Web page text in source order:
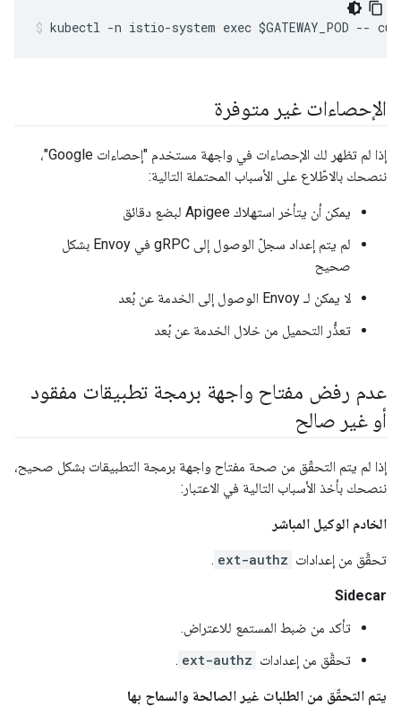
kubectl -n istio-system exec $GATEWAY_POD
الإحصاءات غير متوفرة
إذا لم تظهر لك الإحصاءات في واجهة مستخدم "إحصاءات Google"،
ننصحك بالاطّلاع على الأسباب المحتملة التالية:
يمكن أن يتأخر استهلاك Apigee لبضع دقائق
لم يتم إعداد سجلّ الوصول إلى gRPC في Envoy بشكل
صحيح
لا يمكن لـ Envoy الوصول إلى الخدمة عن بُعد
تعذُّر التحميل من خلال الخدمة عن بُعد
عدم رفض مفتاح واجهة برمجة تطبيقات مفقود
أو غير صالح
إذا لم يتم التحقّق من صحة مفتاح واجهة برمجة التطبيقات بشكل صحيح،
ننصحك بأخذ الأسباب التالية في الاعتبار:
الخادم الوكيل المباشر
تحقَّق من إعدادات ext-authz
.
Sidecar
تأكد من ضبط المستمع للاعتراض.
تحقَّق من إعدادات ext-authz
.
يتم التحقّق من الطلبات غير الصالحة والسماح بها